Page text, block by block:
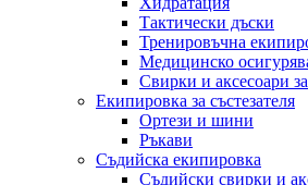
Тактически дъски
Тренировъчна
Медицинско
Свирки и аксесоари
Екипировка за състезателя
Ортези и шини
Ръкави
Съдийска екипировка
Съдийски свирки и